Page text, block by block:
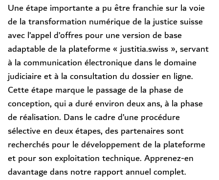
Une étape importante a pu être franchie sur la voie
de la transformation numérique de la justice suisse
avec l’appel d’offres pour une version de base
adaptable de la plateforme « justitia.swiss », servant
à la communication électronique dans le domaine
judiciaire et à la consultation du dossier en ligne.
Cette étape marque le passage de la phase de
conception, qui a duré environ deux ans, à la phase
de réalisation. Dans le cadre d’une procédure
sélective en deux étapes, des partenaires sont
recherchés pour le développement de la plateforme
et pour son exploitation technique. Apprenez-en
davantage dans notre rapport annuel complet.